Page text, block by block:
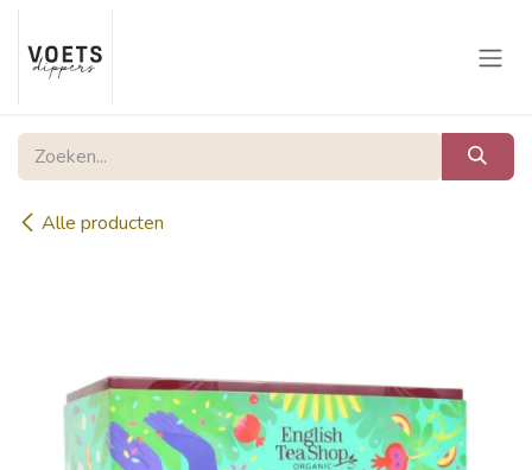
Overslaan naar inhoud
Alle producten